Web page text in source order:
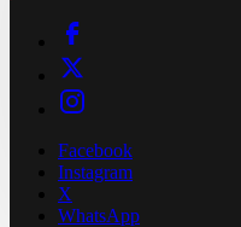
Facebook
Instagram
X
WhatsApp